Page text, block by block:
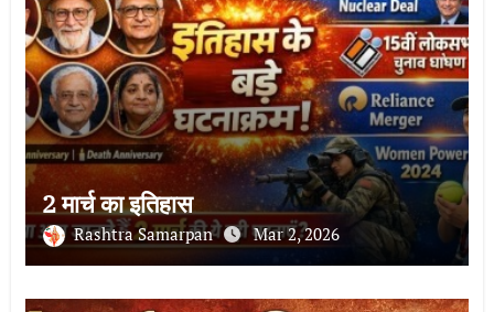
2 मार्च का इतिहास
Rashtra Samarpan Mar 2, 2026